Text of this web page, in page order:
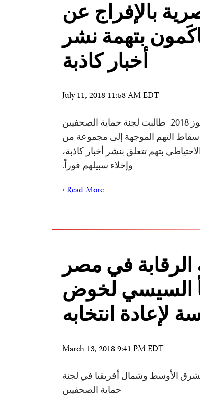
بالإفراج عن
بتهمة نشر
أخبار كاذبة
July 11, 2018 11:58 AM EDT
واشنطن العاصمة، 10 يوليو/ تموز 2018- طالبت لجنة حماية الصحفيين
التهم الموجهة إلى مجموعة من
بتهم تتعلق بنشر أخبار كاذبة،
وإخلاء سبيلهم فوراً.
Read More ›
في مصر
السيسي لخوض
لإعادة انتخابه
March 13, 2018 9:41 PM EDT
الأوسط وشمال أفريقيا في لجنة
حماية الصحفيين